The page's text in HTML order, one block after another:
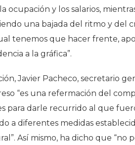
ocupación y los salarios,
una bajada del ritmo y del
tenemos que hacer frente,
a la gráfica”.
Javier Pacheco, secretario
“es una refermación del
para darle recurrido al que
a diferentes medidas
Así mismo, ha dicho que